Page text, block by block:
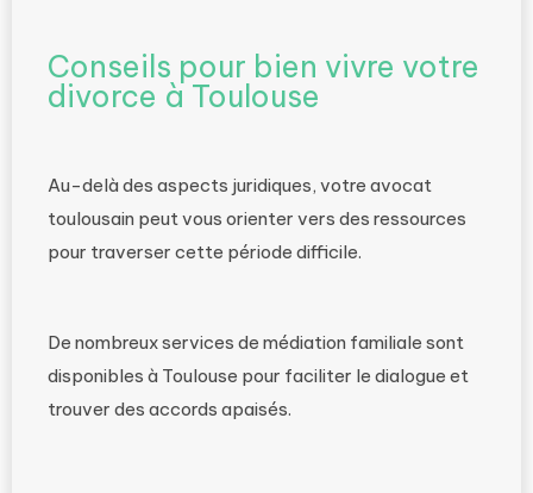
Conseils pour bien vivre votre
divorce à Toulouse
Au-delà des aspects juridiques, votre avocat
toulousain peut vous orienter vers des ressources
pour traverser cette période difficile.
De nombreux services de médiation familiale sont
disponibles à Toulouse pour faciliter le dialogue et
trouver des accords apaisés.